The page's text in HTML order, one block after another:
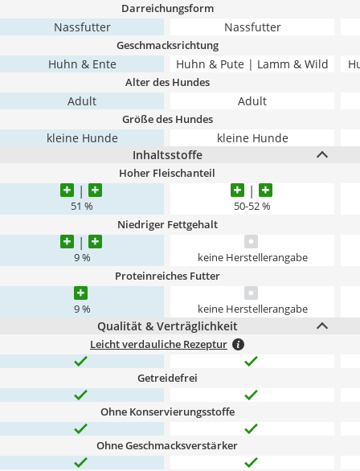
Darreichungsform
Nassfutter Nassfutter
Geschmacksrichtung
Huhn & Ente Huhn & Pute | Lamm & Wild
Alter des Hundes
Adult Adult
Größe des Hundes
kleine Hunde
kleine Hunde
Inhaltsstoffe
Hoher Fleischanteil
51 % 50-52 %
Niedriger Fettgehalt
9 % keine Herstellerangabe
Proteinreiches Futter
9 % keine Herstellerangabe
Qualität & Verträglichkeit
Leicht verdauliche Rezeptur
Getreidefrei
Ohne Konservierungsstoffe
Ohne Geschmacksverstärker